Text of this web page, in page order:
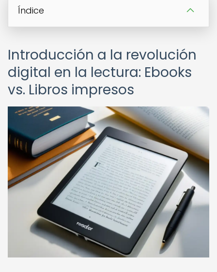
Índice
Introducción a la revolución
digital en la lectura: Ebooks
vs. Libros impresos